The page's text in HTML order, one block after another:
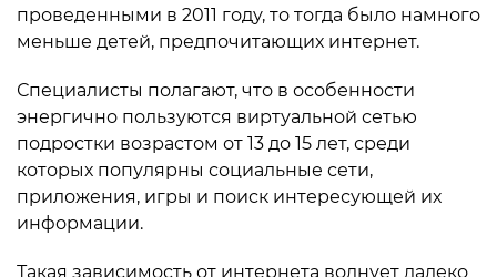
проведенными в 2011 году, то тогда было намного
меньше детей, предпочитающих интернет.
Специалисты полагают, что в особенности
энергично пользуются виртуальной сетью
подростки возрастом от 13 до 15 лет, среди
которых популярны социальные сети,
приложения, игры и поиск интересующей их
информации.
Такая зависимость от интернета волнует далеко